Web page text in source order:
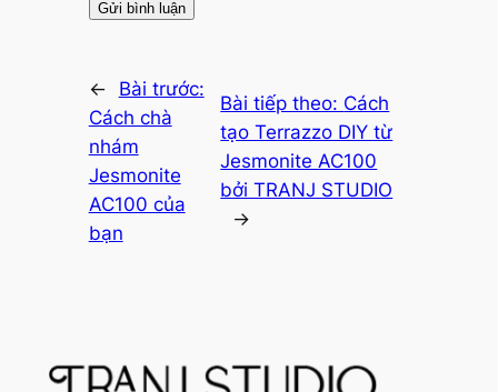
←
Bài trước:
Cách chà
nhám
Jesmonite
AC100 của
bạn
Bài tiếp theo: Cách
tạo Terrazzo DIY từ
Jesmonite AC100
bởi TRANJ STUDIO
→